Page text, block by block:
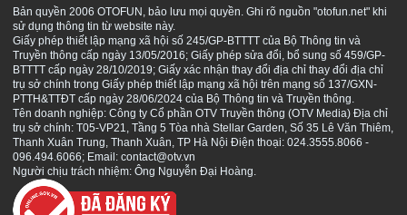
S
Bản quyền 2006 OTOFUN, bảo lưu mọi quyền. Ghi rõ nguồn "otofun.net" khi
sử dụng thông tin từ website này.
Giấy phép thiết lập mạng xã hội số 245/GP-BTTTT của Bộ Thông tin và
Truyền thông cấp ngày 13/05/2016; Giấy phép sửa đổi, bổ sung số 459/GP-
BTTTT cấp ngày 28/10/2019; Giấy xác nhận thay đổi địa chỉ thay đổi địa chỉ
trụ sở chính trong Giấy phép thiết lập mạng xã hội trên mạng số 137/GXN-
PTTH&TTĐT cấp ngày 28/06/2024 của Bộ Thông tin và Truyền thông.
Tên doanh nghiệp: Công ty Cổ phần OTV Truyền thông (OTV Media) Địa chỉ
trụ sở chính: T05-VP21, Tầng 5 Tòa nhà Stellar Garden, Số 35 Lê Văn Thiêm,
Thanh Xuân Trung, Thanh Xuân, TP Hà Nội Điện thoại: 024.3555.8066 -
096.494.6066; Email: contact@otv.vn
Người chịu trách nhiệm: Ông Nguyễn Đại Hoàng.